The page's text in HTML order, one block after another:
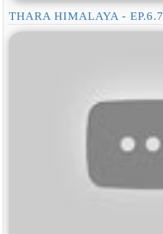
THARA HIMALAYA - EP.6.7